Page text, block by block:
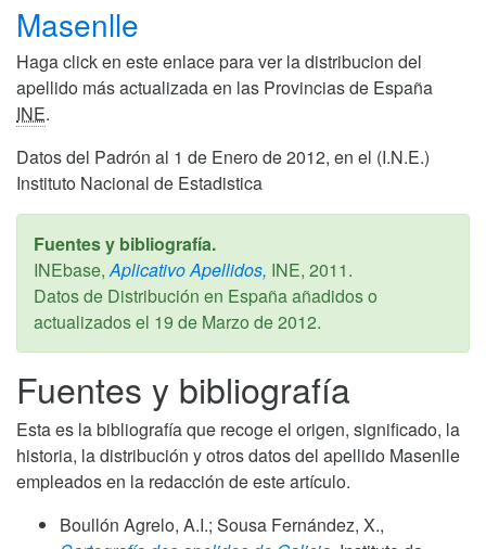
Masenlle
Haga click en este enlace para ver la distribucion del
apellido más actualizada en las Provincias de España
INE.
Datos del Padrón al 1 de Enero de 2012, en el (I.N.E.)
Instituto Nacional de Estadistica
Fuentes y bibliografía.
INEbase, Aplicativo Apellidos, INE, 2011.
Datos de Distribución en España añadidos o
actualizados el 19 de Marzo de 2012.
Fuentes y bibliografía
Esta es la bibliografía que recoge el origen, significado, la
historia, la distribución y otros datos del apellido Masenlle
empleados en la redacción de este artículo.
Boullón Agrelo, A.I.; Sousa Fernández, X.,